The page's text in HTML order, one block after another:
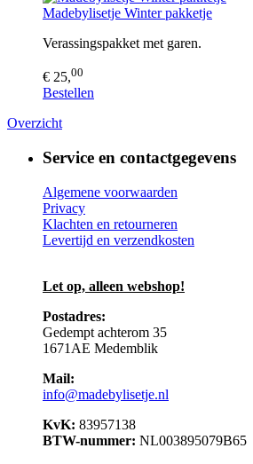
Madebylisetje Winter pakketje
Verassingspakket met garen.
€ 25,00
Bestellen
Overzicht
Service en contactgegevens
Algemene voorwaarden
Privacy
Klachten en retourneren
Levertijd en verzendkosten
Let op, alleen webshop!
Postadres:
Gedempt achterom 35
1671AE Medemblik
Mail:
info@madebylisetje.nl
KvK: 83957138
BTW-nummer: NL003895079B65